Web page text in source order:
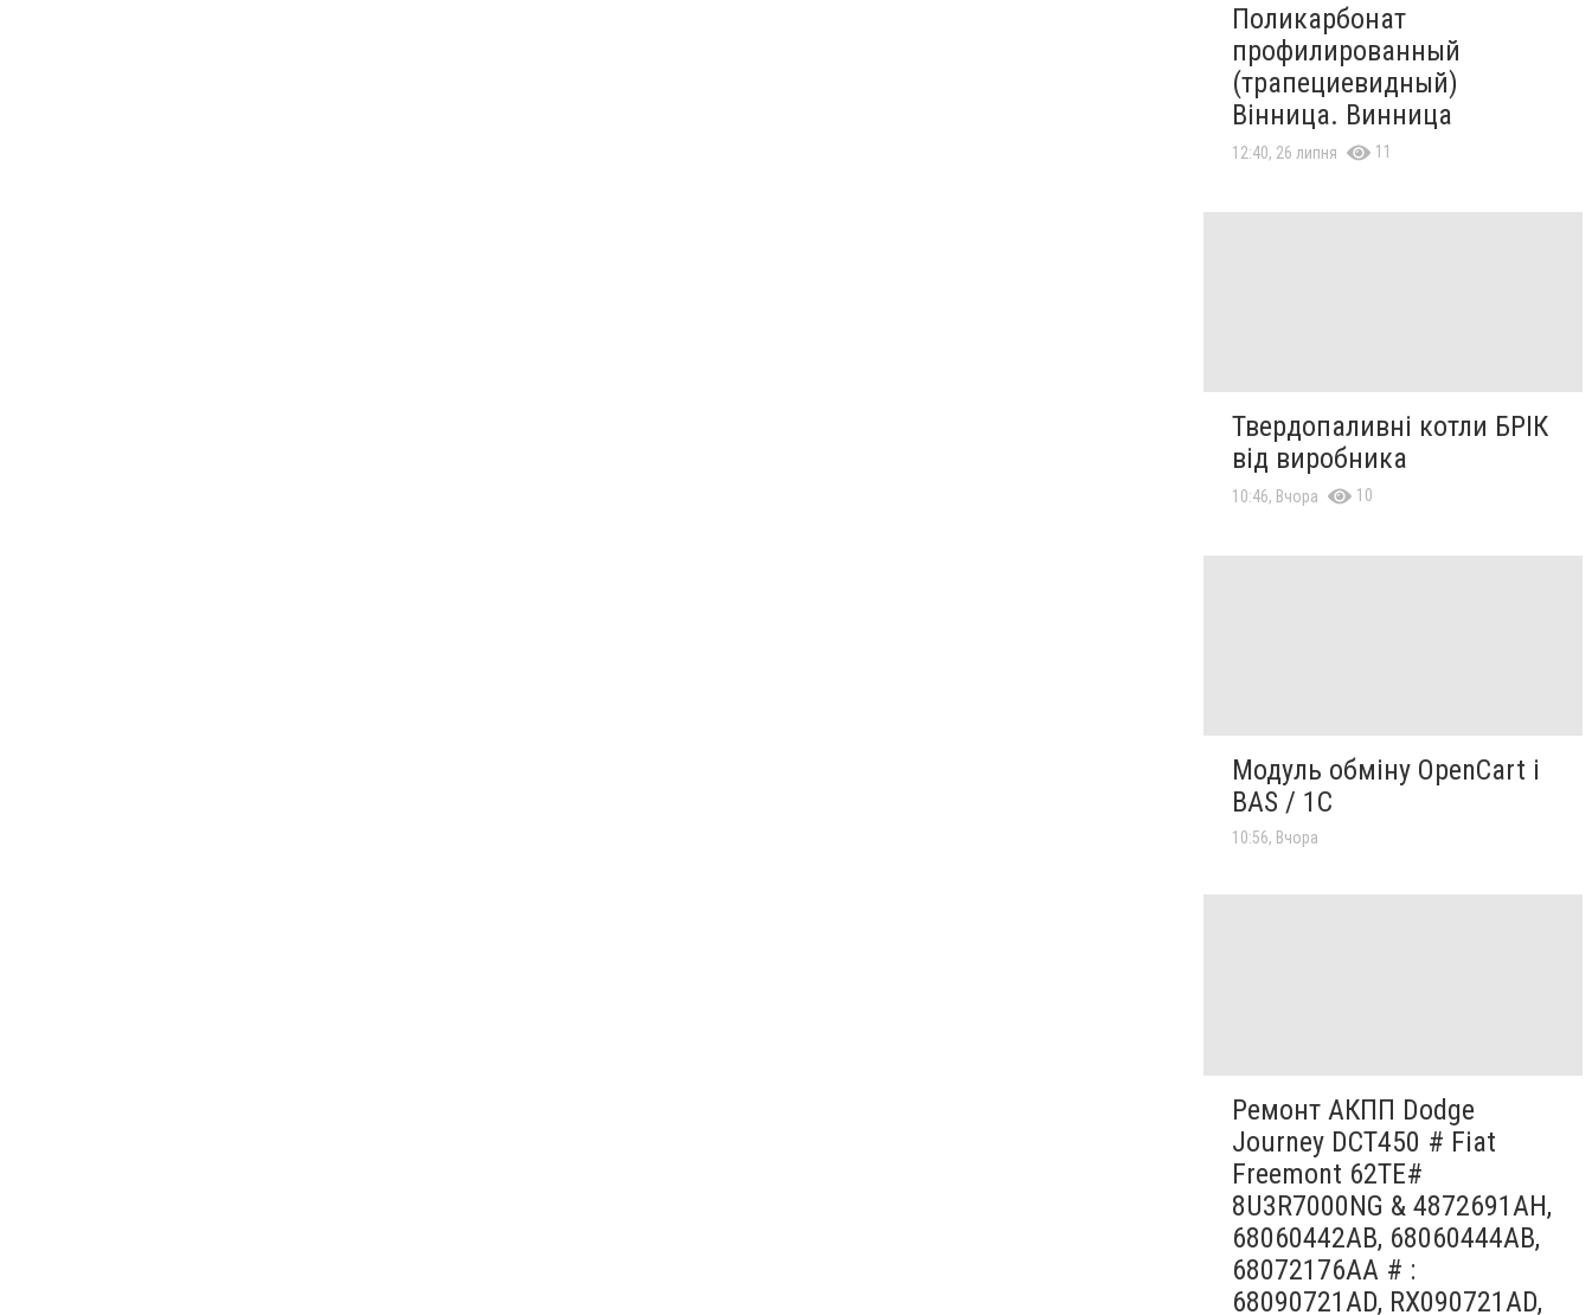
Поликарбонат
профилированный
(трапециевидный)
Вінница. Винница
12:40, 26 липня 11
Твердопаливні котли БРІК
від виробника
10:46, Вчора 10
Модуль обміну OpenCart і
BAS / 1С
10:56, Вчора
Ремонт АКПП Dodge
Journey DCT450 # Fiat
Freemont 62TE#
8U3R7000NG & 4872691AH,
68060442AB, 68060444AB,
68072176AA # :
68090721AD, RX090721AD,